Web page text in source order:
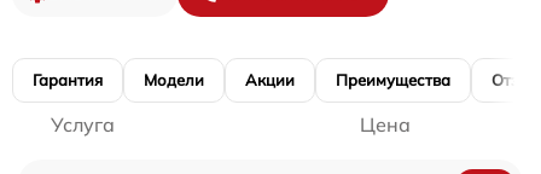
Гарантия Модели Акции Преимущества
Услуга Цена